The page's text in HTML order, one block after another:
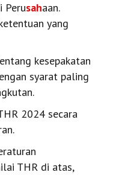
Perusahaan.
yang
kesepakatan
syarat paling
2024 secara
THR di atas,